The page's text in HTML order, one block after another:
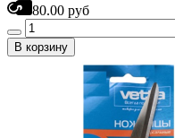
80.00 руб
В корзину